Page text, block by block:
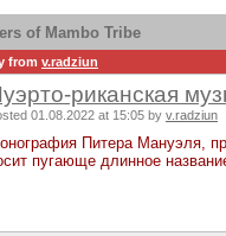
of Mambo Tribe
from v.radziun
риканская
01.08.2022 at 15:05 by v.radziun
Питера Мануэля,
пугающе длинное